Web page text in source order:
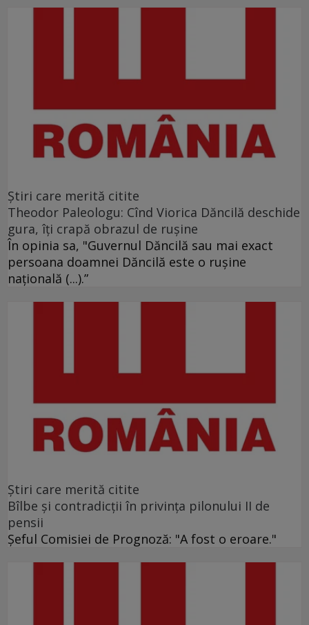
Ştiri care merită citite
Theodor Paleologu: Cînd Viorica Dăncilă deschide
gura, îţi crapă obrazul de ruşine
În opinia sa, "Guvernul Dăncilă sau mai exact
persoana doamnei Dăncilă este o ruşine
naţională (...).”
Ştiri care merită citite
Bîlbe și contradicții în privința pilonului II de
pensii
Șeful Comisiei de Prognoză: "A fost o eroare."